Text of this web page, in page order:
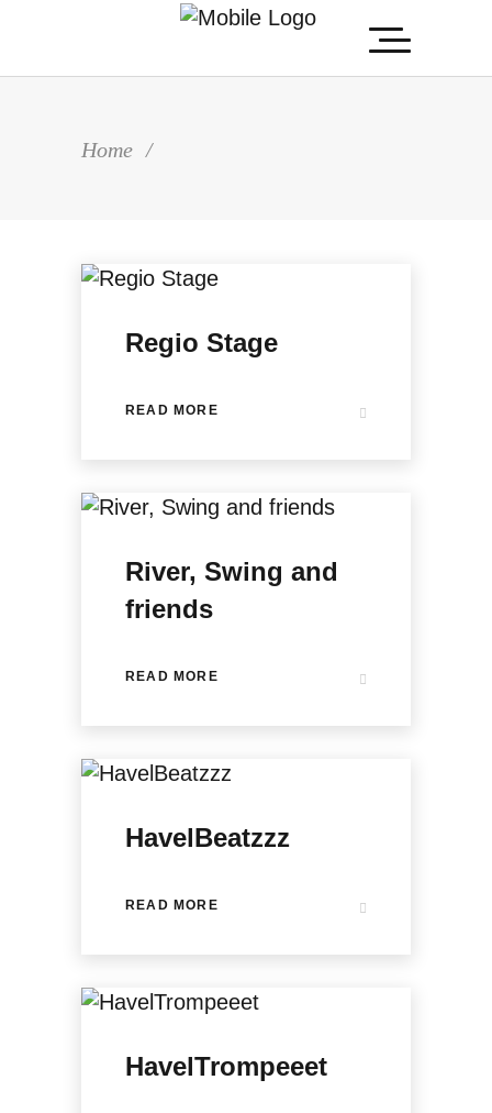
Home /
Regio Stage
READ MORE
River, Swing and
friends
READ MORE
HavelBeatzzz
READ MORE
HavelTrompeeet